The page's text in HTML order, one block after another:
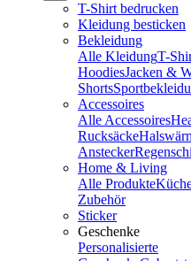
T-Shirt bedrucken
Kleidung besticken
Bekleidung
Alle KleidungT-
HoodiesJacken &
Shorts
Accessoires
Alle Accessoires
Rucksäcke
Anstecker
Home & Living
Alle Produkte
Zubehör
Sticker
Geschenke
Personalisierte